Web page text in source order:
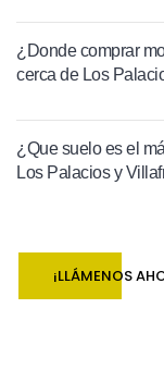
¿Donde comprar
cerca de Los
¿Que suelo es el
Los Palacios y
¡LLÁMENOS